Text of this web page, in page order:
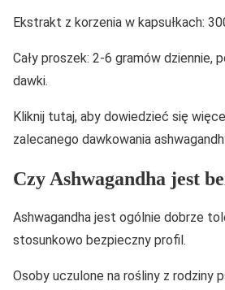
Ekstrakt z korzenia w kapsułkach:
Cały proszek: 2-6 gramów dziennie,
dawki.
Kliknij tutaj, aby dowiedzieć się
zalecanego dawkowania
Czy Ashwagandha jest
Ashwagandha jest ogólnie dobrze
stosunkowo bezpieczny profil.
Osoby uczulone na rośliny z rodziny